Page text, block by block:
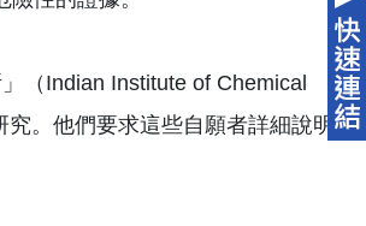
（Indian Institute of Chemical
。他們要求這些自願者詳細說明